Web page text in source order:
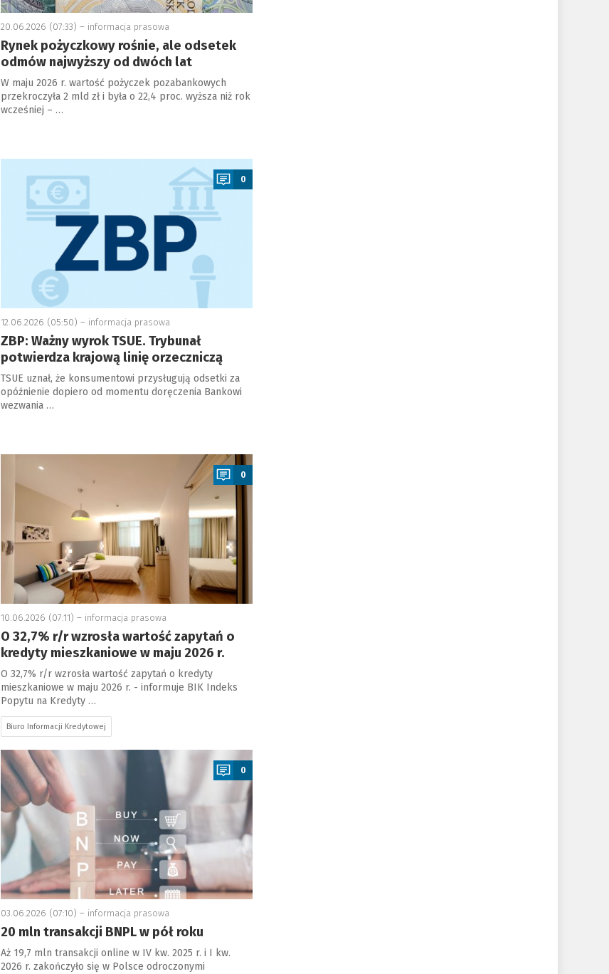
20.06.2026 (07:33) – informacja prasowa
Rynek pożyczkowy rośnie, ale odsetek
odmów najwyższy od dwóch lat
W maju 2026 r. wartość pożyczek pozabankowych
przekroczyła 2 mld zł i była o 22,4 proc. wyższa niż rok
wcześniej – …
a
0
12.06.2026 (05:50) – informacja prasowa
ZBP: Ważny wyrok TSUE. Trybunał
potwierdza krajową linię orzeczniczą
TSUE uznał, że konsumentowi przysługują odsetki za
opóźnienie dopiero od momentu doręczenia Bankowi
wezwania …
a
0
10.06.2026 (07:11) – informacja prasowa
O 32,7% r/r wzrosła wartość zapytań o
kredyty mieszkaniowe w maju 2026 r.
O 32,7% r/r wzrosła wartość zapytań o kredyty
mieszkaniowe w maju 2026 r. - informuje BIK Indeks
Popytu na Kredyty …
Biuro Informacji Kredytowej
a
0
03.06.2026 (07:10) – informacja prasowa
20 mln transakcji BNPL w pół roku
Aż 19,7 mln transakcji online w IV kw. 2025 r. i I kw.
2026 r. zakończyło się w Polsce odroczonymi